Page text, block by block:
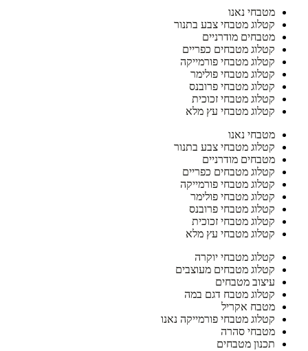
מטבחי נאנו
קטלוג מטבחי צבע בתנור
מטבחים מודרניים
קטלוג מטבחים כפריים
קטלוג מטבחי פורמייקה
קטלוג מטבחי פולימר
קטלוג מטבחי פרובנס
קטלוג מטבחי זכוכית
קטלוג מטבחי עץ מלא
מטבחי נאנו
קטלוג מטבחי צבע בתנור
מטבחים מודרניים
קטלוג מטבחים כפריים
קטלוג מטבחי פורמייקה
קטלוג מטבחי פולימר
קטלוג מטבחי פרובנס
קטלוג מטבחי זכוכית
קטלוג מטבחי עץ מלא
קטלוג מטבחי יוקרה
קטלוג מטבחים מעוצבים
עיצוב מטבחים
קטלוג מטבח דגם במה
מטבח אקריל
קטלוג מטבחי פורמייקה נאנו
מטבחי סהרה
תכנון מטבחים